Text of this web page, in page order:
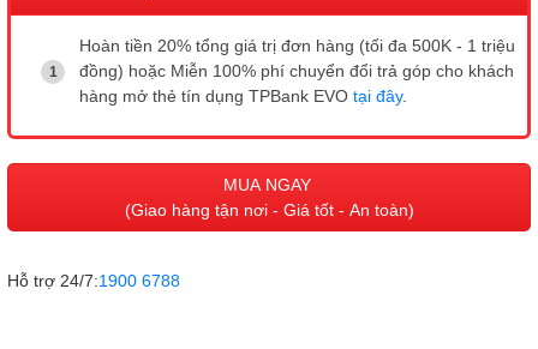
Hoàn tiền 20% tổng giá trị đơn hàng (tối đa 500K - 1 triệu
đồng) hoặc Miễn 100% phí chuyển đổi trả góp cho khách
hàng mở thẻ tín dụng TPBank EVO tại đây.
MUA NGAY
(Giao hàng tận nơi - Giá tốt - An toàn)
Hỗ trợ 24/7:1900 6788